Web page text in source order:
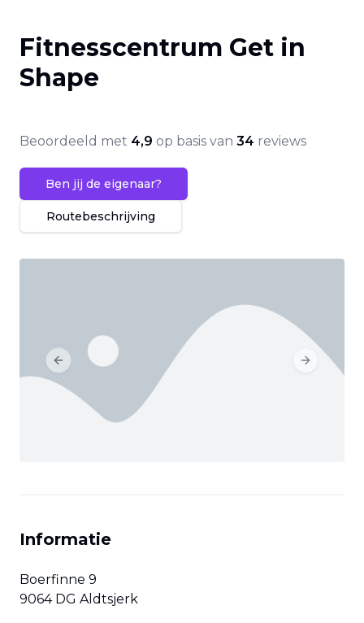
Fitnesscentrum Get in
Shape
Beoordeeld met 4,9 op basis van 34 reviews
Ben jij de eigenaar?
Routebeschrijving
Previous slide Next slide
Informatie
Boerfinne 9
9064 DG Aldtsjerk